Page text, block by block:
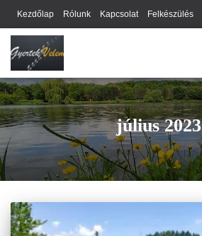
Kezdőlap Rólunk Kapcsolat Felkészülés
Webhely térkép
július 2023